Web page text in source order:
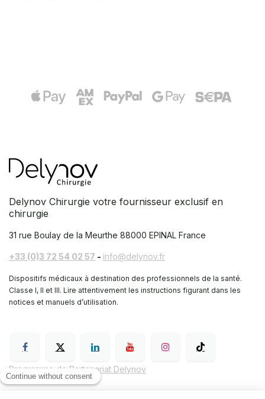
Delynov Chirurgie votre fournisseur exclusif en
chirurgie
31 rue Boulay de la Meurthe 88000 EPINAL France
+33 (0)3 72 54 02 57 - info@delynov.fr
Dispositifs médicaux à destination des professionnels de la santé.
Classe I, II et III. Lire attentivement les instructions figurant dans les
notices et manuels d’utilisation.
Programme de Partenariat Delynov